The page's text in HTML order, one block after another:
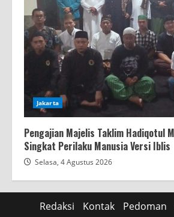
Jakarta
Pengajian Majelis Taklim Hadiqotul
Singkat Perilaku Manusia Versi Iblis
Selasa, 4 Agustus 2026
Redaksi Kontak Pedoman